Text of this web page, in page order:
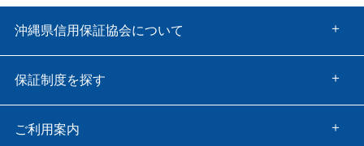
沖縄県信用保証協会について
保証制度を探す
ご利用案内